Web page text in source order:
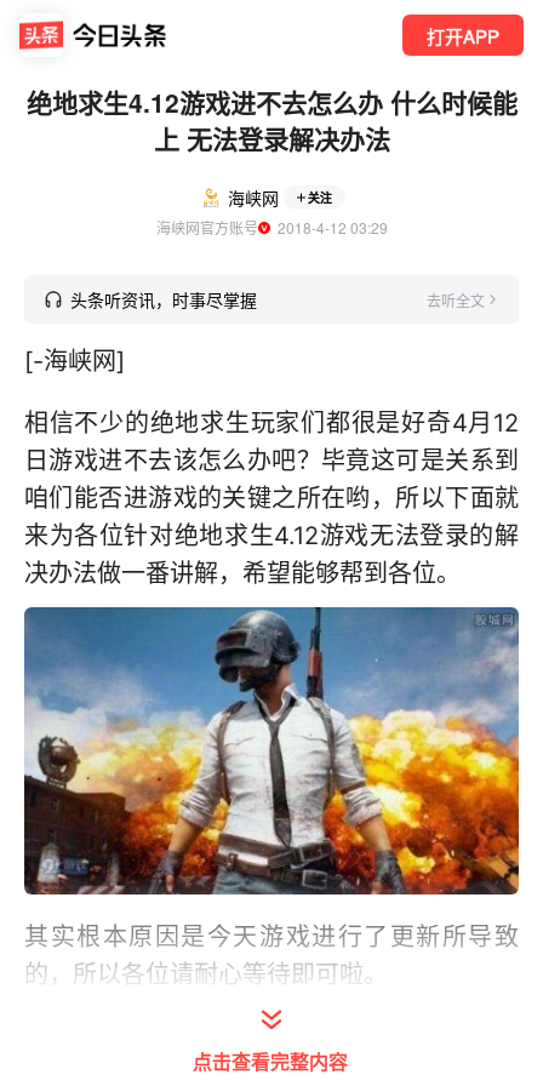
打开APP
绝地求生4.12游戏进不去怎么办 什么时候能
上 无法登录解决办法
海峡网 关注
海峡网官方账号
  2018-4-12 03:29
头条听资讯，时事尽掌握 去听全文
[-海峡网]
相信不少的绝地求生玩家们都很是好奇4月12
日游戏进不去该怎么办吧？毕竟这可是关系到
咱们能否进游戏的关键之所在哟，所以下面就
来为各位针对绝地求生4.12游戏无法登录的解
决办法做一番讲解，希望能够帮到各位。
其实根本原因是今天游戏进行了更新所导致
的，所以各位请耐心等待即可啦。
点击查看完整内容